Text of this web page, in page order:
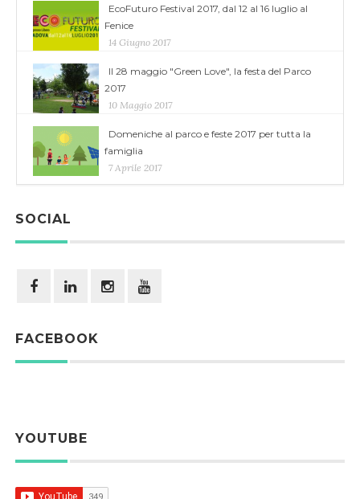
EcoFuturo Festival 2017, dal 12 al 16 luglio al
Fenice
14 Giugno 2017
Il 28 maggio "Green Love", la festa del Parco
2017
10 Maggio 2017
Domeniche al parco e feste 2017 per tutta la
famiglia
7 Aprile 2017
SOCIAL
FACEBOOK
YOUTUBE